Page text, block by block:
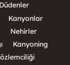
Düdenler
Kanyonlar
Nehirler
Kanyoning